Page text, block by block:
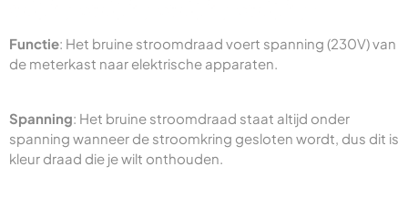
Functie: Het bruine stroomdraad voert spanning (230V) van
de meterkast naar elektrische apparaten.
Spanning: Het bruine stroomdraad staat altijd onder
spanning wanneer de stroomkring gesloten wordt, dus dit is
kleur draad die je wilt onthouden.